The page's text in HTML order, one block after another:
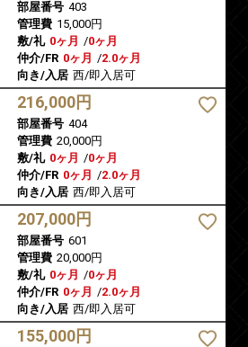
部屋番号 403
管理費 15,000円
敷/礼 0ヶ月 /0ヶ月
仲介/FR 0ヶ月 /2.0ヶ月
向き/入居 西/即入居可
216,000円
部屋番号 404
管理費 20,000円
敷/礼 0ヶ月 /0ヶ月
仲介/FR 0ヶ月 /2.0ヶ月
向き/入居 西/即入居可
207,000円
部屋番号 601
管理費 20,000円
敷/礼 0ヶ月 /0ヶ月
仲介/FR 0ヶ月 /2.0ヶ月
向き/入居 西/即入居可
155,000円